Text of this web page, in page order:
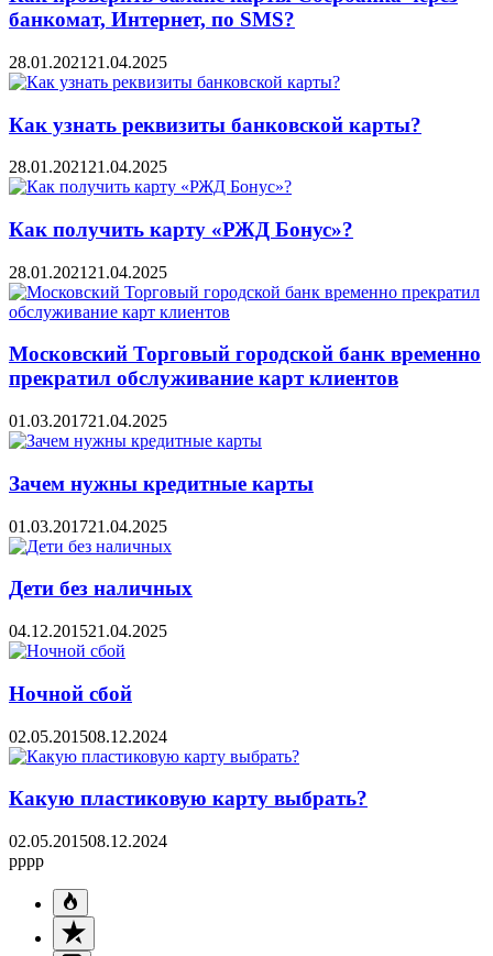
банкомат, Интернет, по SMS?
28.01.2021 21.04.2025
Как узнать реквизиты банковской карты?
28.01.2021 21.04.2025
Как получить карту «РЖД Бонус»?
28.01.2021 21.04.2025
Московский Торговый городской банк временно
прекратил обслуживание карт клиентов
01.03.201721.04.2025
Зачем нужны кредитные карты
01.03.201721.04.2025
Дети без наличных
04.12.201521.04.2025
Ночной сбой
02.05.201508.12.2024
Какую пластиковую карту выбрать?
02.05.201508.12.2024
pppp